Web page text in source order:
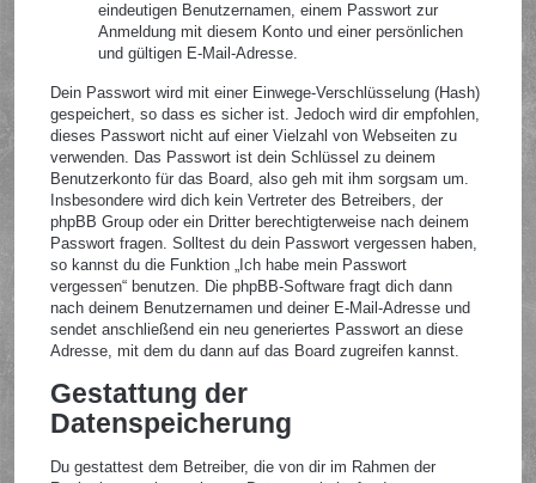
eindeutigen Benutzernamen, einem Passwort zur
Anmeldung mit diesem Konto und einer persönlichen
und gültigen E-Mail-Adresse.
Dein Passwort wird mit einer Einwege-Verschlüsselung (Hash)
gespeichert, so dass es sicher ist. Jedoch wird dir empfohlen,
dieses Passwort nicht auf einer Vielzahl von Webseiten zu
verwenden. Das Passwort ist dein Schlüssel zu deinem
Benutzerkonto für das Board, also geh mit ihm sorgsam um.
Insbesondere wird dich kein Vertreter des Betreibers, der
phpBB Group oder ein Dritter berechtigterweise nach deinem
Passwort fragen. Solltest du dein Passwort vergessen haben,
so kannst du die Funktion „Ich habe mein Passwort
vergessen“ benutzen. Die phpBB-Software fragt dich dann
nach deinem Benutzernamen und deiner E-Mail-Adresse und
sendet anschließend ein neu generiertes Passwort an diese
Adresse, mit dem du dann auf das Board zugreifen kannst.
Gestattung der
Datenspeicherung
Du gestattest dem Betreiber, die von dir im Rahmen der